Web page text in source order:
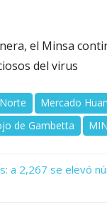
el Minsa
del virus
Mercado
de Gambetta
a 2,267 se elevó